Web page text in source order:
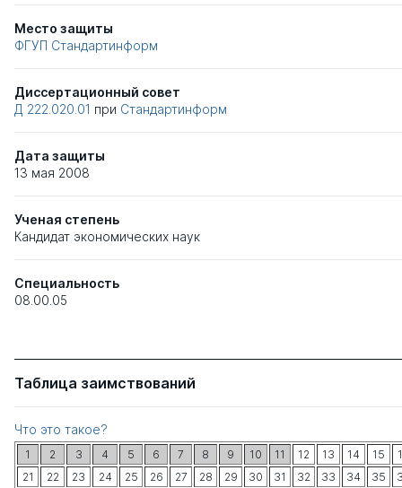
Место защиты
ФГУП Стандартинформ
Диссертационный совет
Д 222.020.01 при Стандартинформ
Дата защиты
13 мая 2008
Ученая степень
Кандидат экономических наук
Специальность
08.00.05
Таблица заимствований
Что это такое?
1 2 3 4 5 6 7 8 9 10 11 12 13 14 15
21
22 23 24 25 26 27 28 29 30 31 32 33 34 35